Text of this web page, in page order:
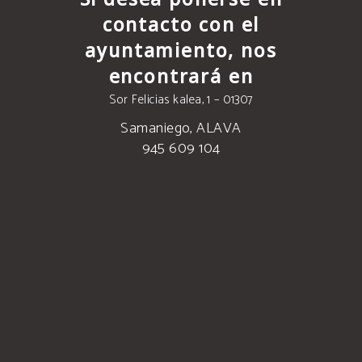
contacto con el
ayuntamiento, nos
encontrará en
Sor Felicias kalea, 1 – 01307
Samaniego, ALAVA
945 609 104